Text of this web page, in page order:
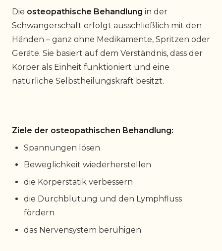
Die osteopathische Behandlung in der
Schwangerschaft erfolgt ausschließlich mit den
Händen – ganz ohne Medikamente, Spritzen oder
Geräte. Sie basiert auf dem Verständnis, dass der
Körper als Einheit funktioniert und eine
natürliche Selbstheilungskraft besitzt.
Ziele der osteopathischen Behandlung:
Spannungen lösen
Beweglichkeit wiederherstellen
die Körperstatik verbessern
die Durchblutung und den Lymphfluss
fördern
das Nervensystem beruhigen